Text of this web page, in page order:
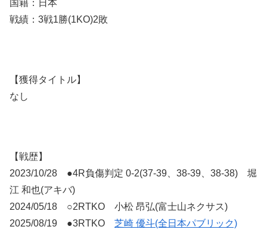
国籍：日本
戦績：3戦1勝(1KO)2敗
【獲得タイトル】
なし
【戦歴】
2023/10/28 ●4R負傷判定 0-2(37-39、38-39、38-38) 堀
江 和也(アキバ)
2024/05/18 ○2RTKO 小松 昂弘(富士山ネクサス)
2025/08/19 ●3RTKO 芝崎 優斗(全日本パブリック)